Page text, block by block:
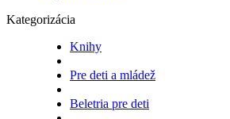
Kategorizácia
Knihy
Pre deti a mládež
Beletria pre deti